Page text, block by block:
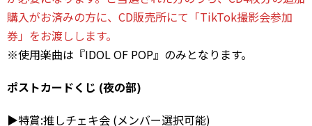
購入がお済みの方に、CD販売所にて「TikTok撮影会参加
券」をお渡しします。
※使用楽曲は『IDOL OF POP』のみとなります。
ポストカードくじ (夜の部)
▶︎特賞:推しチェキ会 (メンバー選択可能)